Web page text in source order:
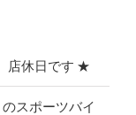
店休日です ★
スポーツバイ